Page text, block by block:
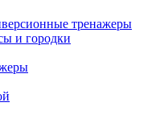
тренажеры
и городки